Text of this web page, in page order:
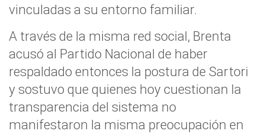
vinculadas a su entorno familiar.
A través de la misma red social, Brenta
acusó al Partido Nacional de haber
respaldado entonces la postura de Sartori
y sostuvo que quienes hoy cuestionan la
transparencia del sistema no
manifestaron la misma preocupación en